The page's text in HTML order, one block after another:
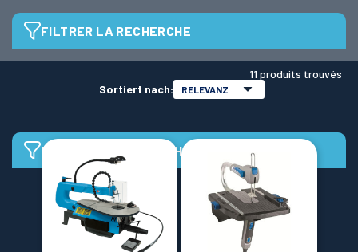
LAMES SCIES RUBAN
FILTRER LA RECHERCHE
FILTRER LA RECHERCHE
Brand
Dremel(1)
11 produits trouvés
Sortiert nach:
RELEVANZ